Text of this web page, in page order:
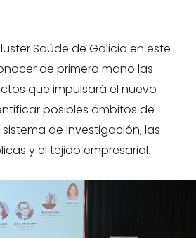
Saúde de Galicia en este
de primera mano las
que impulsará el nuevo
posibles ámbitos de
de investigación, las
y el tejido empresarial.